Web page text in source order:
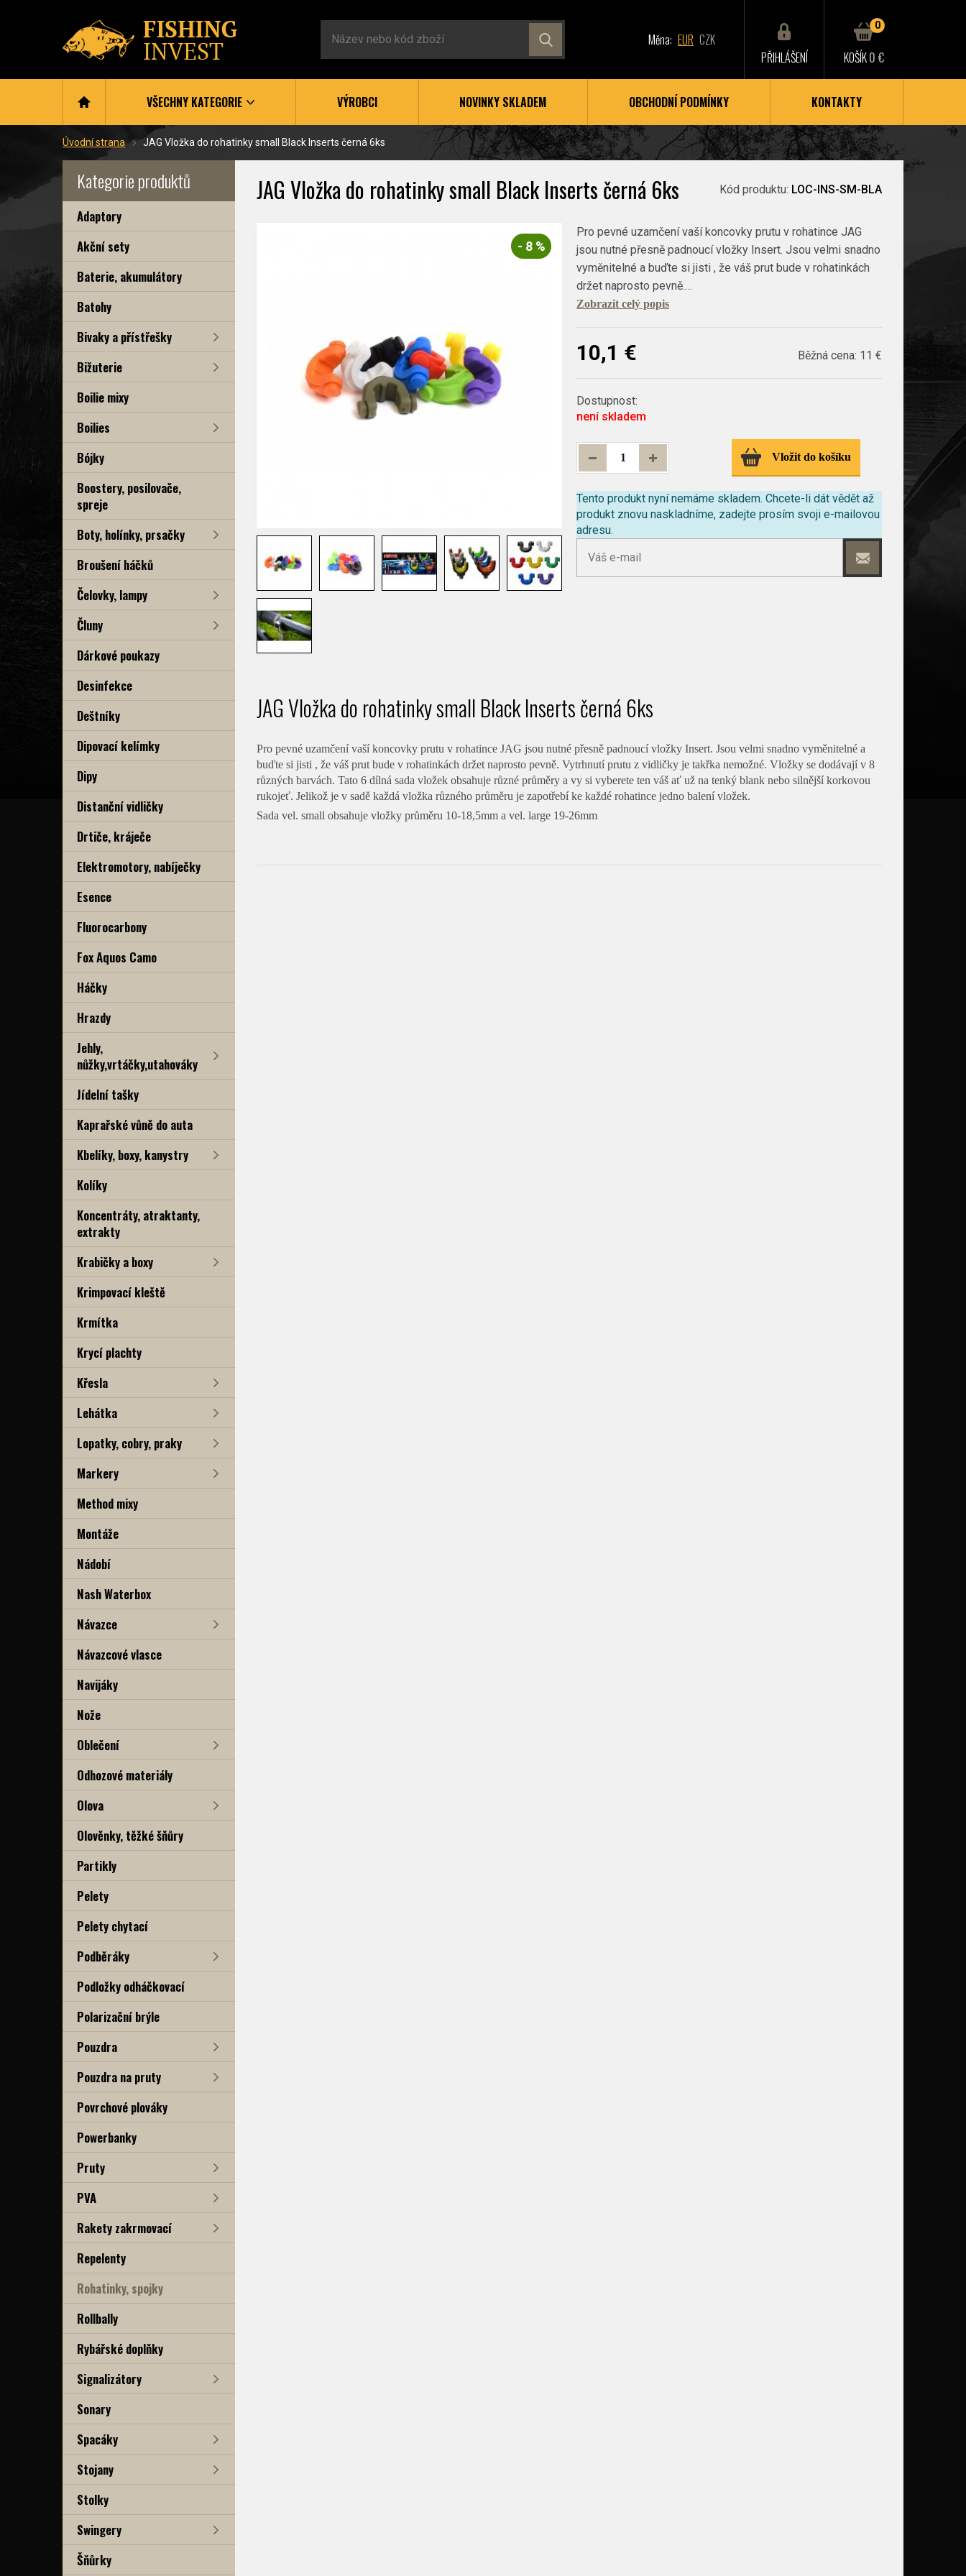
Měna: EUR CZK
PŘIHLÁŠENÍ
0
KOŠÍK0 €
VŠECHNY KATEGORIE VÝROBCI NOVINKY SKLADEM OBCHODNÍ PODMÍNKY KONTAKTY
Úvodní strana JAG Vložka do rohatinky small Black Inserts černá 6ks
Kategorie produktů
Adaptory
Akční sety
Baterie, akumulátory
Batohy
Bivaky a přístřešky
Bižuterie
Boilie mixy
Boilies
Bójky
Boostery, posilovače,
spreje
Boty, holínky, prsačky
Broušení háčků
Čelovky, lampy
Čluny
Dárkové poukazy
Desinfekce
Deštníky
Dipovací kelímky
Dipy
Distanční vidličky
Drtiče, kráječe
Elektromotory, nabíječky
Esence
Fluorocarbony
Fox Aquos Camo
Háčky
Hrazdy
Jehly,
nůžky,vrtáčky,utahováky
Jídelní tašky
Kaprařské vůně do auta
Kbelíky, boxy, kanystry
Kolíky
Koncentráty, atraktanty,
extrakty
Krabičky a boxy
Krimpovací kleště
Krmítka
Krycí plachty
Křesla
Lehátka
Lopatky, cobry, praky
Markery
Method mixy
Montáže
Nádobí
Nash Waterbox
Návazce
Návazcové vlasce
Navijáky
Nože
Oblečení
Odhozové materiály
Olova
Olověnky, těžké šňůry
Partikly
Pelety
Pelety chytací
Podběráky
Podložky odháčkovací
Polarizační brýle
Pouzdra
Pouzdra na pruty
Povrchové plováky
Powerbanky
Pruty
PVA
Rakety zakrmovací
Repelenty
Rohatinky, spojky
Rollbally
Rybářské doplňky
Signalizátory
Sonary
Spacáky
Stojany
Stolky
Swingery
Šňůrky
JAG Vložka do rohatinky small Black Inserts černá 6ks Kód produktu: LOC-INS-SM-BLA
- 8 %
Pro pevné uzamčení vaší koncovky prutu v rohatince JAG
jsou nutné přesně padnoucí vložky Insert. Jsou velmi snadno
vyměnitelné a buďte si jisti , že váš prut bude v rohatinkách
držet naprosto pevně.…
Zobrazit celý popis
10,1 € Běžná cena: 11 €
Dostupnost:
není skladem
Vložit do košíku
Tento produkt nyní nemáme skladem. Chcete-li dát vědět až
produkt znovu naskladníme, zadejte prosím svoji e-mailovou
adresu.
JAG Vložka do rohatinky small Black Inserts černá 6ks
Pro pevné uzamčení vaší koncovky prutu v rohatince JAG jsou nutné přesně padnoucí vložky Insert. Jsou velmi snadno vyměnitelné a
buďte si jisti , že váš prut bude v rohatinkách držet naprosto pevně. Vytrhnutí prutu z vidličky je takřka nemožné. Vložky se dodávají v 8
různých barvách. Tato 6 dílná sada vložek obsahuje různé průměry a vy si vyberete ten váš ať už na tenký blank nebo silnější korkovou
rukojeť. Jelikož je v sadě každá vložka různého průměru je zapotřebí ke každé rohatince jedno balení vložek.
Sada vel. small obsahuje vložky průměru 10-18,5mm a vel. large 19-26mm